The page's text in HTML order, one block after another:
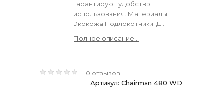
гарантируют удобство
использования. Материалы:
Экокожа Подлокотники: Д...
Полное описание...
0 отзывов
Артикул: Chairman 480 WD